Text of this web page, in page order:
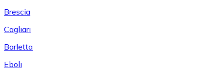
Brescia
Cagliari
Barletta
Eboli